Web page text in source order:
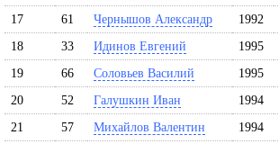
17
61 Чернышов Александр
1992
18
33 Идинов Евгений 1995
19
66 Соловьев Василий
1995
20
52 Галушкин Иван
1994
21
57 Михайлов Валентин 1994